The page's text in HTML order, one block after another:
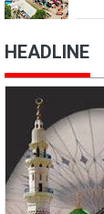
HEADLINE